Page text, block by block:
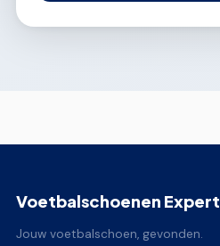
Voetbalschoenen Expert
Jouw voetbalschoen, gevonden.